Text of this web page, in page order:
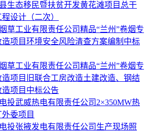
生态移民暨扶贫开发黄花滩项目总干
设计（二次）
草工业有限责任公司精品“兰州”卷烟专
项目环境安全风险清查方案编制中标
草工业有限责任公司精品“兰州”卷烟专
项目旧联合工房改造土建改造、钢结
项目中标公告
投武威热电有限责任公司2×350MW热
委项目
投张掖发电有限责任公司生产现场照